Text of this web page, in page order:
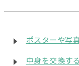
ポスターや写
中身を交換す